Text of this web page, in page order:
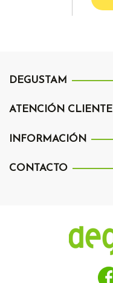
DEGUSTAM
ATENCIÓN CLIENTE
INFORMACIÓN
CONTACTO